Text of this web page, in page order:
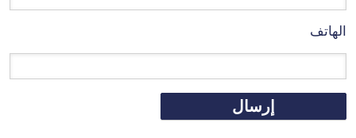
الهاتف